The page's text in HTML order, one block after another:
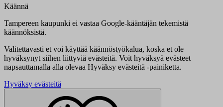
Käännä
Tampereen kaupunki ei vastaa Google-kääntäjän tekemistä
käännöksistä.
Valitettavasti et voi käyttää käännöstyökalua, koska et ole
hyväksynyt siihen liittyviä evästeitä. Voit hyväksyä evästeet
napsauttamalla alla olevaa Hyväksy evästeitä -painiketta.
Hyväksy evästeitä